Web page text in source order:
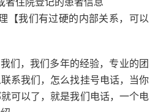
者住院登记的患者信息
【我们有过硬的内部关系，可以
们，我们多年的经验，专业的团
系我们，怎么找挂号电话，当你
可以了，就是我们电话，一个电